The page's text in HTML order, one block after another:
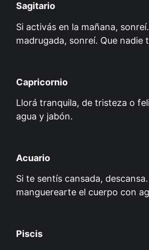
Sagitario
Si activás en la mañana,
madrugada, sonreí. Que nadie
Capricornio
Llorá tranquila, de tristeza o
agua y jabón.
Acuario
Si te sentís cansada,
manguerearte el cuerpo con
Piscis